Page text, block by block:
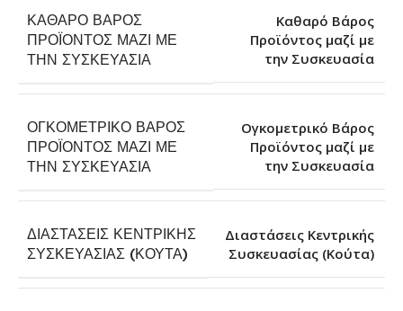
ΚΑΘΑΡΌ ΒΆΡΟΣ
ΠΡΟΪΌΝΤΟΣ ΜΑΖΊ ΜΕ
ΤΗΝ ΣΥΣΚΕΥΑΣΊΑ
Καθαρό Βάρος
Προϊόντος μαζί με
την Συσκευασία
ΟΓΚΟΜΕΤΡΙΚΌ ΒΆΡΟΣ
ΠΡΟΪΌΝΤΟΣ ΜΑΖΊ ΜΕ
ΤΗΝ ΣΥΣΚΕΥΑΣΊΑ
Ογκομετρικό Βάρος
Προϊόντος μαζί με
την Συσκευασία
ΔΙΑΣΤΆΣΕΙΣ ΚΕΝΤΡΙΚΉΣ
ΣΥΣΚΕΥΑΣΊΑΣ (ΚΟΎΤΑ)
Διαστάσεις Κεντρικής
Συσκευασίας (Κούτα)